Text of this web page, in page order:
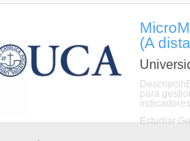
(A
para
Estudiar